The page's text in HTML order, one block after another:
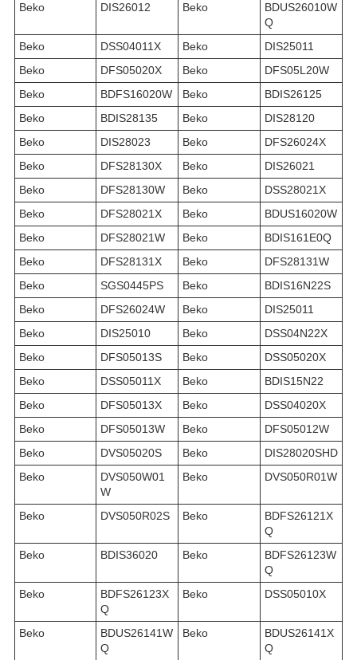
Beko
DIS26012 Beko
BDUS26010W
Q
Beko
DSS04011X Beko
DIS25011
Beko
DFS05020X Beko
DFS05L20W
Beko
BDFS16020W Beko
BDIS26125
Beko
BDIS28135 Beko
DIS28120
Beko
DIS28023 Beko
DFS26024X
Beko
DFS28130X Beko
DIS26021
Beko
DFS28130W Beko
DSS28021X
Beko
DFS28021X Beko
BDUS16020W
Beko
DFS28021W Beko
BDIS161E0Q
Beko
DFS28131X Beko
DFS28131W
Beko
SGS0445PS Beko
BDIS16N22S
Beko
DFS26024W Beko
DIS25011
Beko
DIS25010 Beko
DSS04N22X
Beko
DFS05013S Beko
DSS05020X
Beko
DSS05011X Beko
BDIS15N22
Beko
DFS05013X Beko
DSS04020X
Beko
DFS05013W Beko
DFS05012W
Beko
DVS05020S Beko
DIS28020SHD
Beko
DVS050W01
W
Beko DVS050R01W
Beko DVS050R02S Beko
BDFS26121X
Q
Beko
BDIS36020 Beko
BDFS26123W
Q
Beko
BDFS26123X
Q
Beko DSS05010X
Beko
BDUS26141W
Q
Beko
BDUS26141X
Q